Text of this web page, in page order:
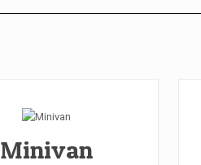
Minivan